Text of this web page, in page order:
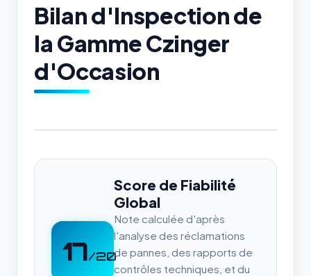
Bilan d'Inspection de
la Gamme Czinger
d'Occasion
17/20
Score de Fiabilité
Global
Note calculée d'après
l'analyse des réclamations
de pannes, des rapports de
contrôles techniques, et du